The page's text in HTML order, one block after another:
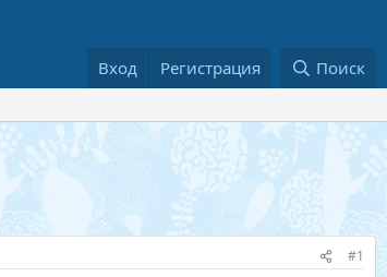
Вход Регистрация Поиск
#1